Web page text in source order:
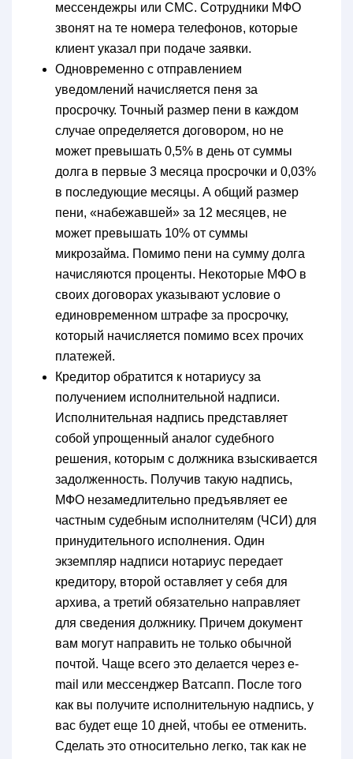
мессендежры или СМС. Сотрудники МФО
звонят на те номера телефонов, которые
клиент указал при подаче заявки.
Одновременно с отправлением
уведомлений начисляется пеня за
просрочку. Точный размер пени в каждом
случае определяется договором, но не
может превышать 0,5% в день от суммы
долга в первые 3 месяца просрочки и 0,03%
в последующие месяцы. А общий размер
пени, «набежавшей» за 12 месяцев, не
может превышать 10% от суммы
микрозайма. Помимо пени на сумму долга
начисляются проценты. Некоторые МФО в
своих договорах указывают условие о
единовременном штрафе за просрочку,
который начисляется помимо всех прочих
платежей.
Кредитор обратится к нотариусу за
получением исполнительной надписи.
Исполнительная надпись представляет
собой упрощенный аналог судебного
решения, которым с должника взыскивается
задолженность. Получив такую надпись,
МФО незамедлительно предъявляет ее
частным судебным исполнителям (ЧСИ) для
принудительного исполнения. Один
экземпляр надписи нотариус передает
кредитору, второй оставляет у себя для
архива, а третий обязательно направляет
для сведения должнику. Причем документ
вам могут направить не только обычной
почтой. Чаще всего это делается через e-
mail или мессенджер Ватсапп. После того
как вы получите исполнительную надпись, у
вас будет еще 10 дней, чтобы ее отменить.
Сделать это относительно легко, так как не